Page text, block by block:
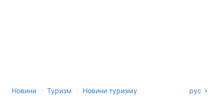
Новини › Туризм › Новини туризму рус